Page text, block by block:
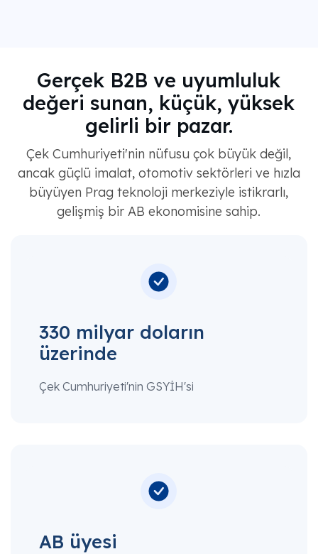
Gerçek B2B ve uyumluluk
değeri sunan, küçük, yüksek
gelirli bir pazar.
Çek Cumhuriyeti'nin nüfusu çok büyük değil,
ancak güçlü imalat, otomotiv sektörleri ve hızla
büyüyen Prag teknoloji merkeziyle istikrarlı,
gelişmiş bir AB ekonomisine sahip.
330 milyar doların
üzerinde
Çek Cumhuriyeti'nin GSYİH'si
AB üyesi